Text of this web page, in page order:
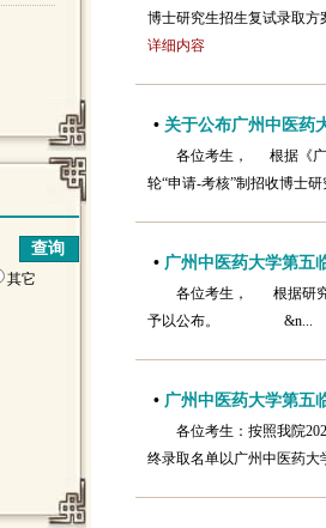
其它
博士研究生招生复试录取
详细内容
• 关于公布广州中医药
各位考生， 根据《广
轮“申请-考核”制招收博士
• 广州中医药大学第五
各位考生， 根据研究
予以公布。
• 广州中医药大学第五
各位考生：按照我院
终录取名单以广州中医药